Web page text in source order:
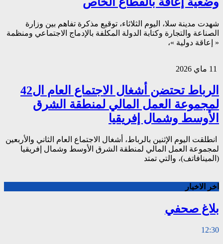
شهدت مدينة سلا، اليوم الثلاثاء، توقيع مذكرة تفاهم بين وزارة
الصناعة والتجارة وكتابة الدولة المكلفة بالإدماج الاجتماعي ومنظمة
« إعاقة دولية »،
الرباط تحتضن أشغال الاجتماع العام ال42
لمجموعة العمل المالي لمنطقة الشرق
الأوسط وشمال إفريقيا
انطلقت اليوم الإثنين بالرباط، أشغال الاجتماع العام الثاني والأربعين
لمجموعة العمل المالي لمنطقة الشرق الأوسط وشمال إفريقيا
(المينافاتف)، والتي تمتد
اخر الاخبار
بلاغ صحفي
12:30